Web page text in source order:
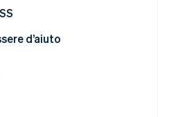
costruendo l'infrastruttura
se è necessario
d’aiuto